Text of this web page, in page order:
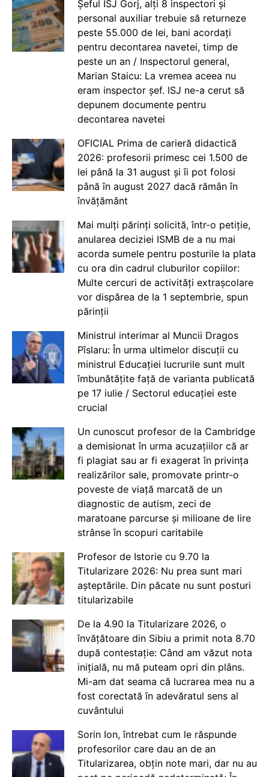
Șeful ISJ Gorj, alți 8 inspectori și
personal auxiliar trebuie să returneze
peste 55.000 de lei, bani acordați
pentru decontarea navetei, timp de
peste un an / Inspectorul general,
Marian Staicu: La vremea aceea nu
eram inspector șef. ISJ ne-a cerut să
depunem documente pentru
decontarea navetei
OFICIAL Prima de carieră didactică
2026: profesorii primesc cei 1.500 de
lei până la 31 august și îi pot folosi
până în august 2027 dacă rămân în
învățământ
Mai mulți părinți solicită, într-o petiție,
anularea deciziei ISMB de a nu mai
acorda sumele pentru posturile la plata
cu ora din cadrul cluburilor copiilor:
Multe cercuri de activități extrașcolare
vor dispărea de la 1 septembrie, spun
părinții
Ministrul interimar al Muncii Dragos
Pîslaru: În urma ultimelor discuții cu
ministrul Educației lucrurile sunt mult
îmbunătățite față de varianta publicată
pe 17 iulie / Sectorul educației este
crucial
Un cunoscut profesor de la Cambridge
a demisionat în urma acuzațiilor că ar
fi plagiat sau ar fi exagerat în privința
realizărilor sale, promovate printr-o
poveste de viață marcată de un
diagnostic de autism, zeci de
maratoane parcurse și milioane de lire
strânse în scopuri caritabile
Profesor de Istorie cu 9.70 la
Titularizare 2026: Nu prea sunt mari
așteptările. Din păcate nu sunt posturi
titularizabile
De la 4.90 la Titularizare 2026, o
învățătoare din Sibiu a primit nota 8.70
după contestație: Când am văzut nota
inițială, nu mă puteam opri din plâns.
Mi-am dat seama că lucrarea mea nu a
fost corectată în adevăratul sens al
cuvântului
Sorin Ion, întrebat cum le răspunde
profesorilor care dau an de an
Titularizarea, obțin note mari, dar nu au